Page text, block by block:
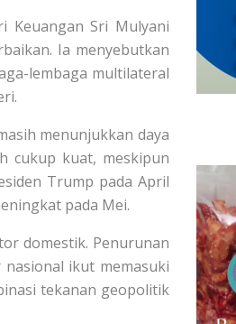
Keuangan Sri Mulyani
Ia menyebutkan
lembaga multilateral
menunjukkan daya
cukup kuat, meskipun
Trump pada April
pada Mei.
domestik. Penurunan
ikut memasuki
tekanan geopolitik